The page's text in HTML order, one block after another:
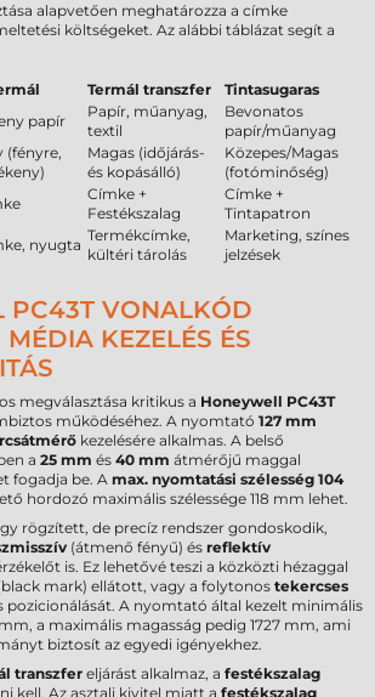
alapvetően meghatározza a címke
költségeket. Az alábbi táblázat segít a
Termál transzfer
Tintasugaras
papír
Papír, műanyag,
textil
Bevonatos
papír/műanyag
(fényre,
Magas (időjárás-
és kopásálló)
Közepes/Magas
(fotóminőség)
Címke +
Festékszalag
Címke +
Tintapatron
nyugta
Termékcímke,
kültéri tárolás
Marketing, színes
jelzések
PC43T VONALKÓD
KEZELÉS ÉS
megválasztása kritikus a Honeywell PC43T
működéséhez. A nyomtató 127 mm
kezelésére alkalmas. A belső
a 25 mm és 40 mm átmérőjű maggal
fogadja be. A max. nyomtatási szélesség 104
hordozó maximális szélessége 118 mm lehet.
rögzített, de precíz rendszer gondoskodik,
(átmenő fényű) és reflektív
is. Ez lehetővé teszi a közközti hézaggal
mark) ellátott, vagy a folytonos tekercses
pozicionálását. A nyomtató által kezelt minimális
a maximális magasság pedig 1727 mm, ami
biztosít az egyedi igényekhez.
transzfer eljárást alkalmaz, a festékszalag
kell. Az asztali kivitel miatt a festékszalag